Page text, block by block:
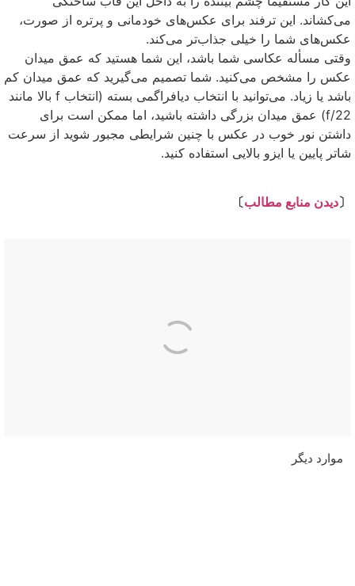
می‌کشاند. این ترفند برای عکس‌های خودمانی و پرتره از صورت،
عکس‌های شما را خیلی جذاب‌تر می‌کند.
وقتی مسأله عکاسی شما باشد، این شما هستید که عمق میدان
عکس را مشخص می‌کنید. شما تصمیم می‌گیرید که عمق میدان کم
باشد یا زیاد. می‌توانید با انتخاب دیافراگمی بسته (انتخاب f بالا مانند
f/22) عمق میدان بزرگی داشته باشید، اما ممکن است برای
داشتن نور خوب در عکس با چنین شرایطی مجبور شوید از سرعت
شاتر پایین یا ایزو بالایی استفاده کنید.
〔دیدن منابع مطالب〕
موارد دیگر